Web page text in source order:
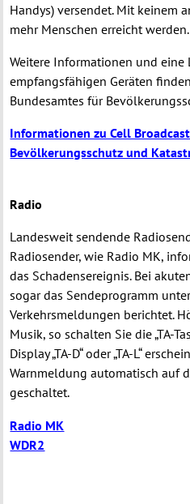
Handys) versendet. Mit keinem
mehr Menschen erreicht werden.
Weitere Informationen und eine
empfangsfähigen Geräten
Bundesamtes für
Informationen zu Cell
Bevölkerungsschutz und
Radio
Landesweit sendende
Radiosender, wie Radio MK,
das Schadensereignis. Bei
sogar das Sendeprogramm
Verkehrsmeldungen berichtet.
Musik, so schalten Sie die „TA-
Display „TA-D“ oder „TA-L“
Warnmeldung automatisch auf
geschaltet.
Radio MK
WDR2